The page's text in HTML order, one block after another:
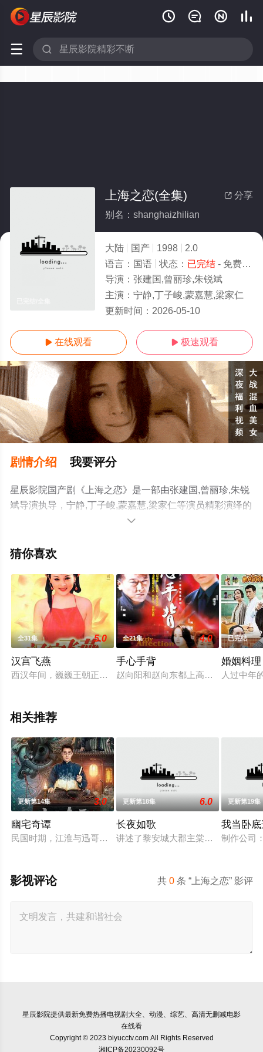
   
 
 分享
上海之恋(全集)
别名：shanghaizhilian
大陆 国产 1998
2.0
语言： 国语 状态： 已完结- 免费在线观看
导演： 张建国,曾丽珍,朱锐斌
主演： 宁静,丁子峻,蒙嘉慧,梁家仁
更新时间： 2026-05-10
 在线观看  极速观看
剧情介绍 我要评分
星辰影院国产剧《上海之恋》是一部由张建国,曾丽珍,朱锐
斌导演执导，宁静,丁子峻,蒙嘉慧,梁家仁等演员精彩演绎的
大陆电视剧，大结局剧情已揭晓（已完结），免费观看高
提前免费观看，更多剧情信息可移步至豆瓣电视剧、电视

猜你喜欢
全31集 5.0
汉宫飞燕
西汉年间，巍巍王朝正一步步走向衰落。出身贫寒的小姐妹赵飞
全21集 4.0
手心手背
赵向阳和赵向东都上高三，两兄弟的
已完结
婚姻料理
人过中年
相关推荐
更新第14集 3.0
幽宅奇谭
民国时期，江淮与迅哥组成说书班子，偶遇“白天人住屋，晚上
更新第18集 6.0
长夜如歌
讲述了黎安城大郡主棠溪槿与烈云峥
更新第19集
我当卧
制作公司
共0 条 “上海之恋” 影评
影视评论
星辰影院提供最新免费热播电视剧大全、动漫、综艺、高清无删减电影
在线看
Copyright © 2023 biyucctv.com All Rights Reserved
湘ICP备20230092号